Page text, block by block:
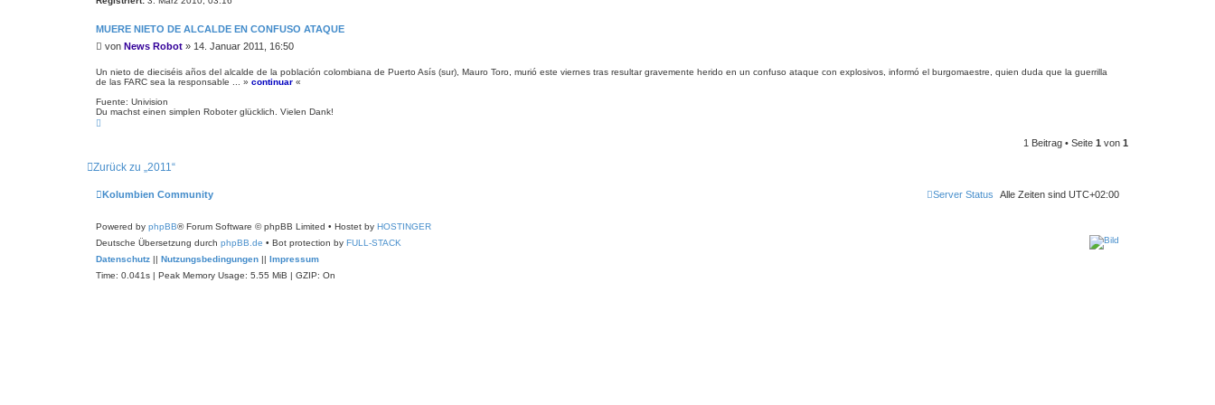
MUERE NIETO DE ALCALDE EN CONFUSO ATAQUE
B
i
t
a
von News Robot » 14. Januar 2011, 16:50
Un nieto de dieciséis años del alcalde de la población colombiana de Puerto Asís (sur), Mauro Toro, murió este viernes tras resultar gravemente herido en un confuso ataque con explosivos, informó el burgomaestre, quien duda que la guerrilla
de las FARC sea la responsable ... » continuar «
Fuente: Univision
Du machst einen simplen Roboter glücklich. Vielen Dank!
b
n
1 Beitrag • Seite 1 von 1
Zurück zu „2011“
Kolumbien Community Alle Zeiten sind UTC+02:00
Server Status
Powered by phpBB® Forum Software © phpBB Limited • Hostet by HOSTINGER
Deutsche Übersetzung durch phpBB.de • Bot protection by FULL-STACK
Datenschutz || Nutzungsbedingungen || Impressum
Time: 0.041s | Peak Memory Usage: 5.55 MiB | GZIP: On